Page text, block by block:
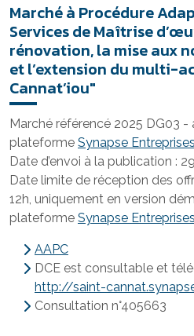
Marché à Procédure
Services de Maîtrise
rénovation, la mise aux
et l’extension du multi-
Cannat’iou"
Marché référencé 2025 DG03 -
plateforme Synapse
Date d’envoi à la publication :
Date limite de réception des
12h, uniquement en version
plateforme Synapse Entreprises
AAPC
DCE est consultable et
http://saint-
Consultation n°405663